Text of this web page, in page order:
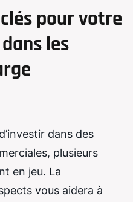
pour votre
dans les
dans des
plusieurs
en jeu. La
vous aidera à